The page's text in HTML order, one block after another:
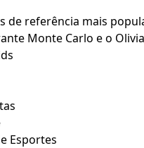
de referência mais
Monte Carlo e o
Esportes